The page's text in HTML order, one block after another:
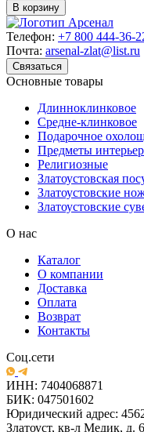
В корзину
Телефон: +7 800 444-36-
Почта: arsenal-zlat@list.ru
Связаться
Основные товары
Длинноклинковое
Средне-клинковое
Подарочное
Предметы
Религиозные
Златоустовская
Златоустовские
Златоустовские
О нас
Каталог
О компании
Доставка
Оплата
Возврат
Контакты
Соц.сети
ИНН: 7404068871
БИК: 047501602
Юридический адрес:
Златоуст, кв-л Медик, д. 6